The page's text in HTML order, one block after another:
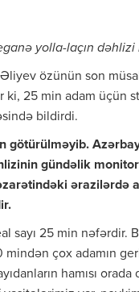
yolla-laçın
özünün son
ki, 25 min adam üçün
bildirdi.
götürülməyib.
gündəlik
sayı 25 min
çox adamın
hamısı orada